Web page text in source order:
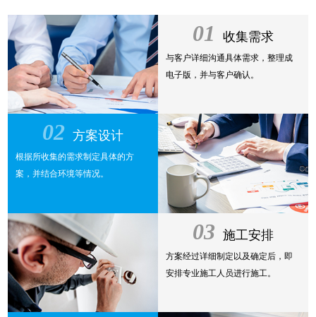
01 收集需求
与客户详细沟通具体需求，整理成
电子版，并与客户确认。
02 方案设计
根据所收集的需求制定具体的方
案，并结合环境等情况。
03 施工安排
方案经过详细制定以及确定后，即
安排专业施工人员进行施工。